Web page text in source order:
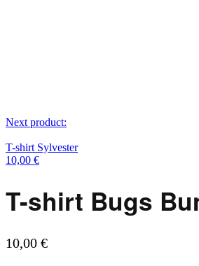
Next product:
T-shirt Sylvester
10,00 €
T-shirt Bugs
10,00 €